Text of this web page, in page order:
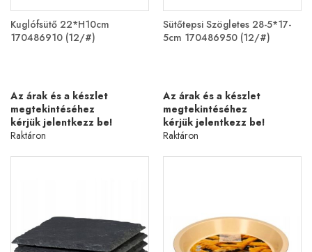
Kuglófsütő 22*H10cm
170486910 (12/#)
Az árak és a készlet
megtekintéséhez
kérjük jelentkezz be!
Raktáron
Sütőtepsi Szögletes 28-5*17-
5cm 170486950 (12/#)
Az árak és a készlet
megtekintéséhez
kérjük jelentkezz be!
Raktáron